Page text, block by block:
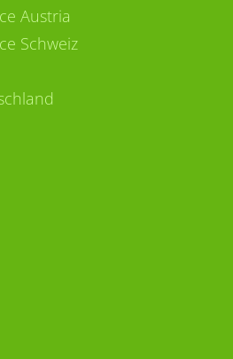
Austria
Schweiz